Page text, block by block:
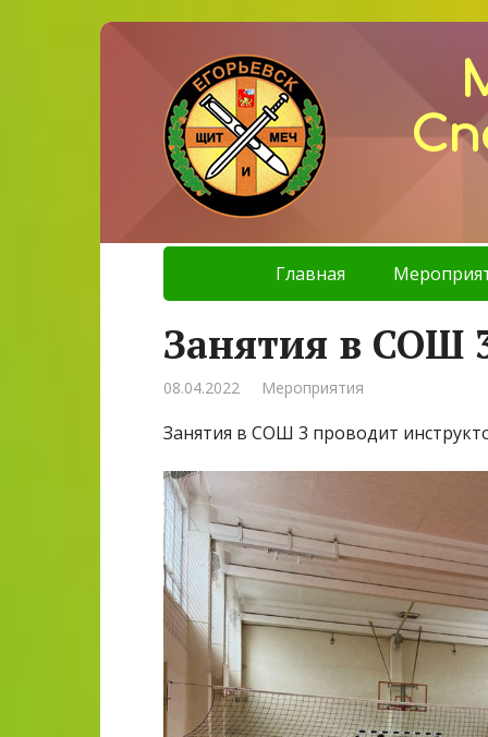
Главная
Занятия в СОШ
08.04.2022 Мероприятия
Занятия в СОШ 3 проводит